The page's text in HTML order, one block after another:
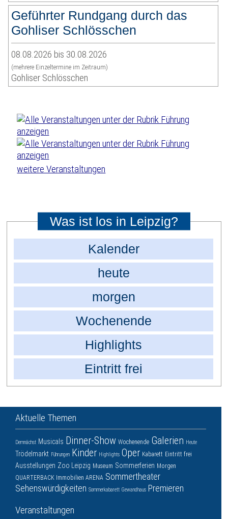
Geführter Rundgang durch das
Gohliser Schlösschen
08.08.2026 bis 30.08.2026
(mehrere Einzeltermine im Zeitraum)
Gohliser Schlösschen
weitere Veranstaltungen
Was ist los in Leipzig?
Kalender
heute
morgen
Wochenende
Highlights
Eintritt frei
Aktuelle Themen
Demnächst Musicals Dinner-Show Wochenende Galerien Heute
Trödelmarkt Führungen Kinder Highlights Oper Kabarett Eintritt frei
Ausstellungen Zoo Leipzig Museum Sommerferien Morgen
QUARTERBACK Immobilien ARENA Sommertheater
Sehenswürdigkeiten Sommerkabarett Gewandhaus Premieren
Veranstaltungen